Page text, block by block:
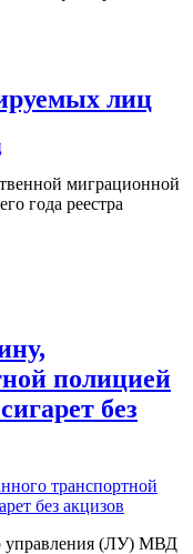
лиц
миграционной
года реестра
полицией
без
управления (ЛУ) МВД